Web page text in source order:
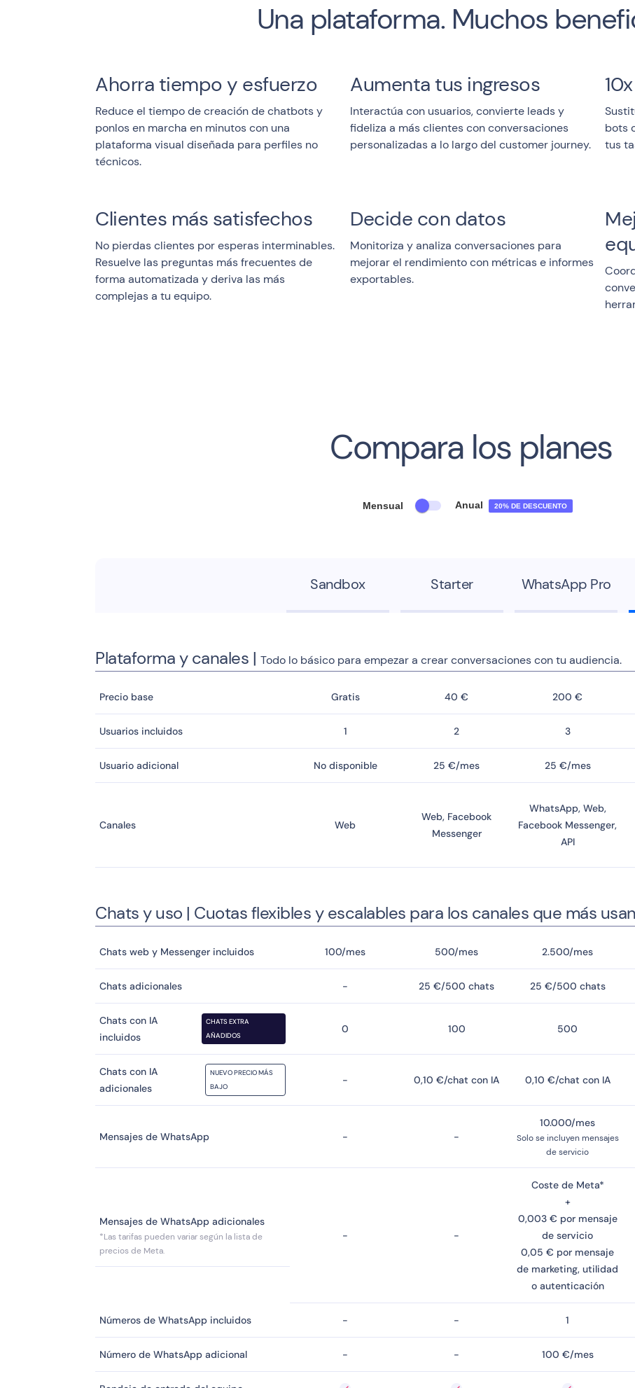
Una plataforma. Muchos
Ahorra tiempo y esfuerzo
Reduce el tiempo de creación de chatbots y
ponlos en marcha en minutos con una
plataforma visual diseñada para perfiles no
técnicos.
Aumenta tus ingresos
Interactúa con usuarios, convierte leads y
fideliza a más clientes con conversaciones
personalizadas a lo largo del customer journey.
bots
tus
Clientes más satisfechos
No pierdas clientes por esperas interminables.
Resuelve las preguntas más frecuentes de
forma automatizada y deriva las más
complejas a tu equipo.
Decide con datos
Monitoriza y analiza conversaciones para
mejorar el rendimiento con métricas e informes
exportables.
Compara los planes
Mensual Anual 20% DE DESCUENTO
Sandbox Starter WhatsApp Pro
Plataforma y canales | Todo lo básico para empezar a crear conversaciones con tu audiencia.
Precio base Gratis 40 € 200 €
Usuarios incluidos 1 2 3
Usuario adicional No disponible 25 €/mes 25 €/mes
Canales Web
Web, Facebook
Messenger
WhatsApp, Web,
Facebook Messenger,
API
Chats y uso | Cuotas flexibles y escalables para los canales que más
Chats web y Messenger incluidos 100/mes 500/mes 2.500/mes
Chats adicionales - 25 €/500 chats 25 €/500 chats
Chats con IA
incluidos
CHATS EXTRA
AÑADIDOS
0 100 500
Chats con IA
adicionales
NUEVO PRECIO MÁS
BAJO
- 0,10 €/chat con IA 0,10 €/chat con IA
Mensajes de WhatsApp - -
10.000/mes
Solo se incluyen mensajes
de servicio
Mensajes de WhatsApp adicionales
*Las tarifas pueden variar según la lista de
precios de Meta.
- -
Coste de Meta*
+
0,003 € por mensaje
de servicio
0,05 € por mensaje
de marketing, utilidad
o autenticación
Números de WhatsApp incluidos - - 1
Número de WhatsApp adicional - - 100 €/mes